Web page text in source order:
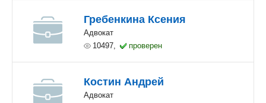
Гребенкина Ксения
Адвокат
10497,
проверен
Костин Андрей
Адвокат